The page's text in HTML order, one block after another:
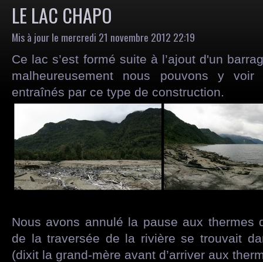
LE LAC CHAPO
Mis à jour le mercredi 21 novembre 2012 22:19
Ce lac s’est formé suite à l’ajout d'un
malheureusement nous pouvons y voir
entraînés par ce type de construction.
Nous avons annulé la pause aux thermes
de la traversée de la rivière se trouvait
(dixit la grand-mère avant d’arriver aux